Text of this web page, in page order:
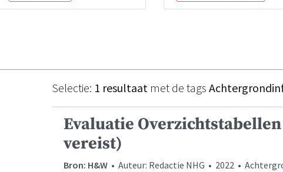
Selectie: 1 resultaat met de tags
Evaluatie
vereist)
Bron: H&W • Auteur: Redactie NHG • 2022 •